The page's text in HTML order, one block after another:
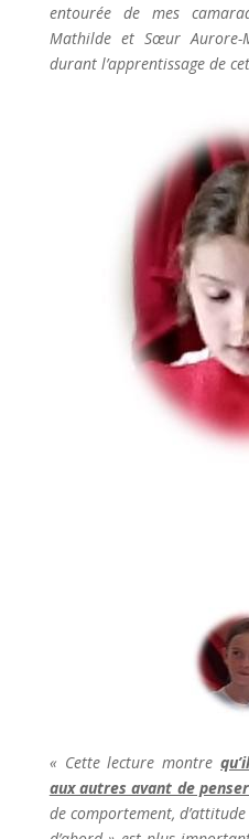
entourée de mes
Mathilde et Sœur
durant l’apprentissage de
« Cette lecture montre
aux autres avant de
de comportement,